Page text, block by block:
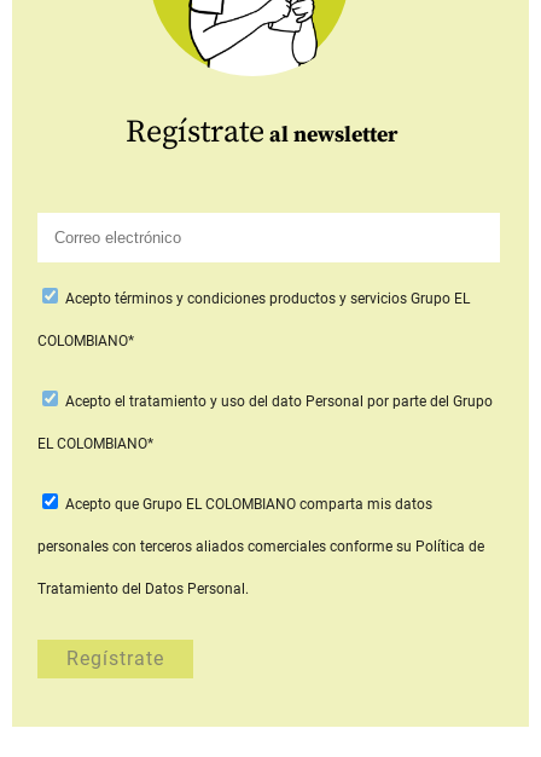
Regístrate al newsletter
Aceptotérminos y condiciones productos y serviciosGrupo EL
COLOMBIANO*
Acepto el tratamiento y uso del dato Personal por parte del Grupo
EL COLOMBIANO*
Acepto que Grupo EL COLOMBIANOcomparta mis datos
personales con terceros aliados comerciales conforme su Política de
Tratamiento del Datos Personal.